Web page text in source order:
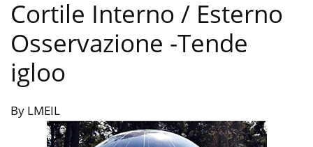
Cortile Interno / Esterno
Osservazione -Tende
igloo
By LMEIL